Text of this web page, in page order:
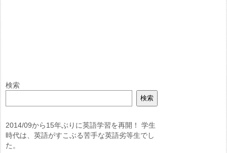
検索
検索
2014/09から15年ぶりに英語学習を再開！ 学生
時代は、英語がすこぶる苦手な英語劣等生でし
た。